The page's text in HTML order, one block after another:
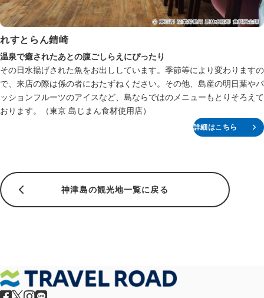
れすとらん錆崎
温泉で癒されたあとの腹ごしらえにぴったり
その日水揚げされた魚をお出ししています。季節等により変わりますの
で、来店の際は係の者におたずねください。その他、島産の明日葉やパ
ッションフルーツのアイスなど、島ならではのメニューもとりそろえて
おります。（東京 島じまん食材使用店）
詳細はこちら
神津島の観光地一覧に戻る